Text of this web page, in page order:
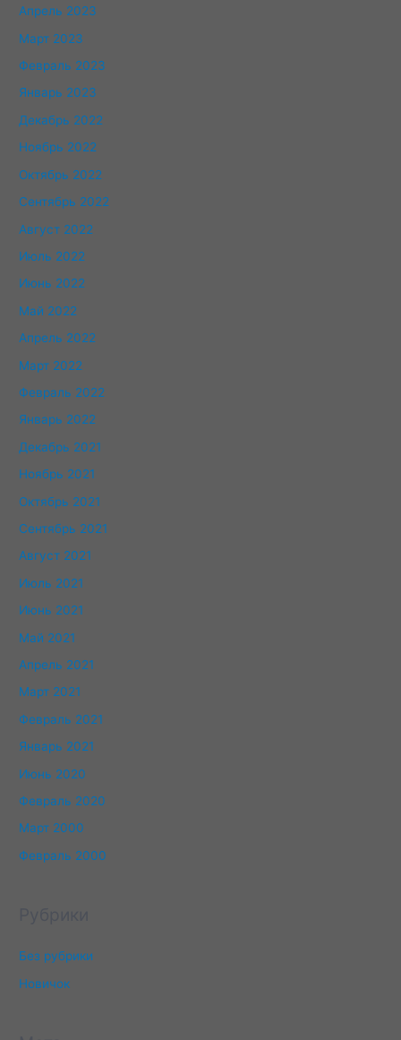
Апрель 2023
Март 2023
Февраль 2023
Январь 2023
Декабрь 2022
Ноябрь 2022
Октябрь 2022
Сентябрь 2022
Август 2022
Июль 2022
Июнь 2022
Май 2022
Апрель 2022
Март 2022
Февраль 2022
Январь 2022
Декабрь 2021
Ноябрь 2021
Октябрь 2021
Сентябрь 2021
Август 2021
Июль 2021
Июнь 2021
Май 2021
Апрель 2021
Март 2021
Февраль 2021
Январь 2021
Июнь 2020
Февраль 2020
Март 2000
Февраль 2000
Без рубрики
Новичок